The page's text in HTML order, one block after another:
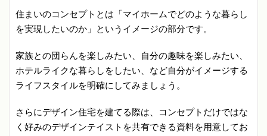
住まいのコンセプトとは「マイホームでどのような暮らし
を実現したいのか」というイメージの部分です。
家族との団らんを楽しみたい、自分の趣味を楽しみたい、
ホテルライクな暮らしをしたい、など自分がイメージする
ライフスタイルを明確にしてみましょう。
さらにデザイン住宅を建てる際は、コンセプトだけではな
く好みのデザインテイストを共有できる資料を用意してお